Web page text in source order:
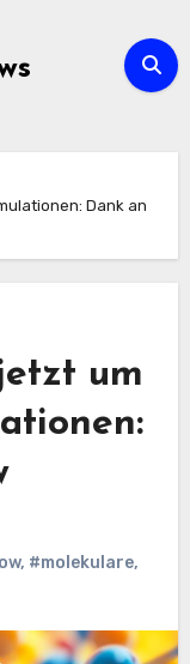
Dank an
um
, #molekulare,